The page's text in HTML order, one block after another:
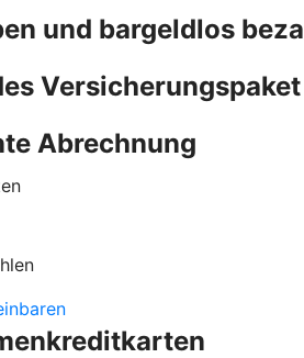
und bargeldlos
Versicherungspaket
Abrechnung